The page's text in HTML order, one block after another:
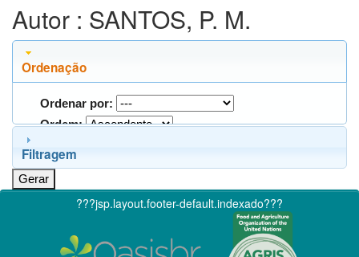
Autor : SANTOS, P. M.
Ordenação
Ordenar por:
Ordem:
Filtragem
???jsp.layout.footer-default.indexado???